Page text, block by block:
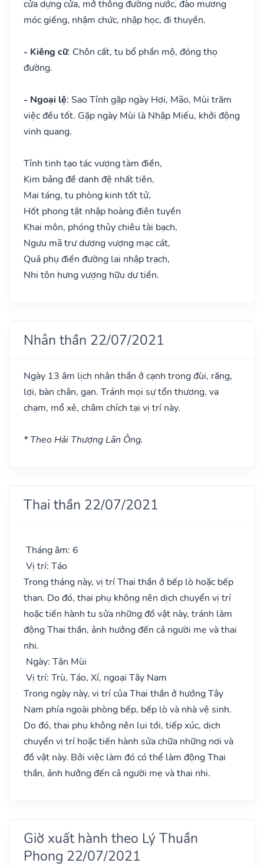
cửa dựng cửa, mở thông đường nước, đào mương
móc giếng, nhậm chức, nhập học, đi thuyền.
- Kiêng cữ: Chôn cất, tu bổ phần mộ, đóng thọ
đường.
- Ngoại lệ: Sao Tỉnh gặp ngày Hợi, Mão, Mùi trăm
việc đều tốt. Gặp ngày Mùi là Nhập Miếu, khởi động
vinh quang.
Tỉnh tinh tạo tác vượng tàm điền,
Kim bảng đề danh đệ nhất tiên,
Mai táng, tu phòng kinh tốt tử,
Hốt phong tật nhập hoàng điên tuyền
Khai môn, phóng thủy chiêu tài bạch,
Ngưu mã trư dương vượng mạc cát,
Quả phụ điền đường lai nhập trạch,
Nhi tôn hưng vượng hữu dư tiền.
Nhân thần 22/07/2021
Ngày 13 âm lịch nhân thần ở cạnh trong đùi, răng,
lợi, bàn chân, gan. Tránh mọi sự tổn thương, va
chạm, mổ xẻ, châm chích tại vị trí này.
* Theo Hải Thượng Lãn Ông.
Thai thần 22/07/2021
Tháng âm: 6
Vị trí: Táo
Trong tháng này, vị trí Thai thần ở bếp lò hoặc bếp
than. Do đó, thai phụ không nên dịch chuyển vị trí
hoặc tiến hành tu sửa những đồ vật này, tránh làm
động Thai thần, ảnh hưởng đến cả người mẹ và thai
nhi.
Ngày: Tân Mùi
Vị trí: Trù, Táo, Xí, ngoại Tây Nam
Trong ngày này, vị trí của Thai thần ở hướng Tây
Nam phía ngoài phòng bếp, bếp lò và nhà vệ sinh.
Do đó, thai phụ không nên lui tới, tiếp xúc, dịch
chuyển vị trí hoặc tiến hành sửa chữa những nơi và
đồ vật này. Bởi việc làm đó có thể làm động Thai
thần, ảnh hưởng đến cả người mẹ và thai nhi.
Giờ xuất hành theo Lý Thuần
Phong 22/07/2021